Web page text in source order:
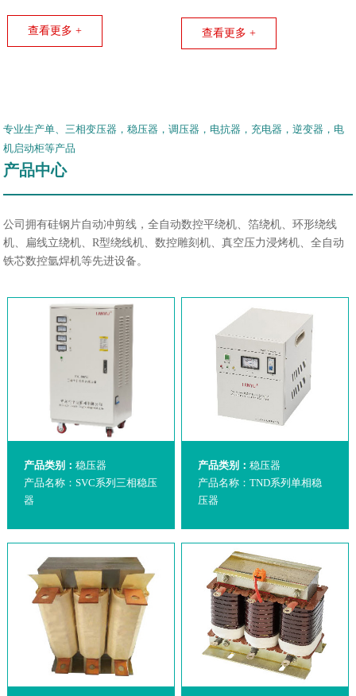
查看更多 +
查看更多 +
专业生产单、三相变压器，稳压器，调压器，电抗器，充电器，逆变器，电
机启动柜等产品
产品中心
公司拥有硅钢片自动冲剪线，全自动数控平绕机、箔绕机、环形绕线
机、扁线立绕机、R型绕线机、数控雕刻机、真空压力浸烤机、全自动
铁芯数控氩焊机等先进设备。
产品类别： 稳压器
产品名称：SVC系列三相稳压
器
产品类别：稳压器
产品名称：TND系列单相稳
压器